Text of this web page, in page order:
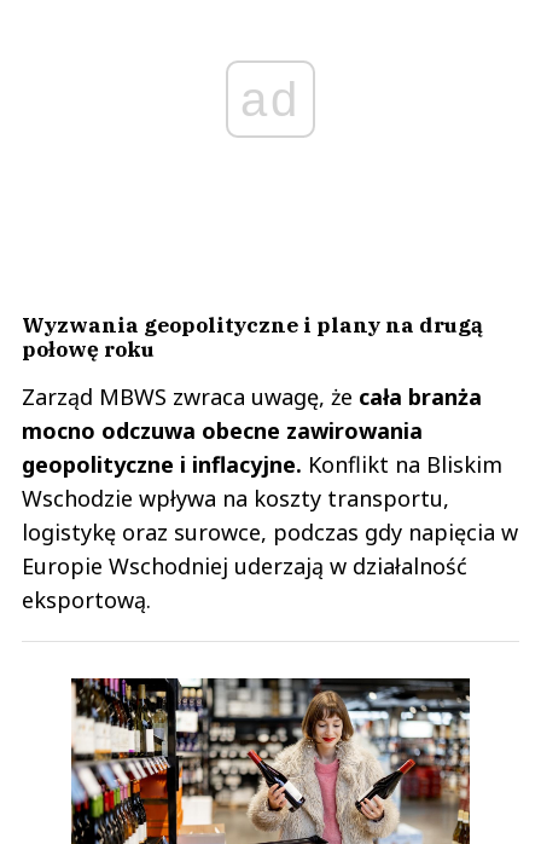
ad
Wyzwania geopolityczne i plany na drugą
połowę roku
Zarząd MBWS zwraca uwagę, że cała branża
mocno odczuwa obecne zawirowania
geopolityczne i inflacyjne. Konflikt na Bliskim
Wschodzie wpływa na koszty transportu,
logistykę oraz surowce, podczas gdy napięcia w
Europie Wschodniej uderzają w działalność
eksportową.